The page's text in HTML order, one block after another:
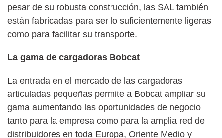
pesar de su robusta construcción, las SAL también
están fabricadas para ser lo suficientemente ligeras
como para facilitar su transporte.
La gama de cargadoras Bobcat
La entrada en el mercado de las cargadoras
articuladas pequeñas permite a Bobcat ampliar su
gama aumentando las oportunidades de negocio
tanto para la empresa como para la amplia red de
distribuidores en toda Europa, Oriente Medio y